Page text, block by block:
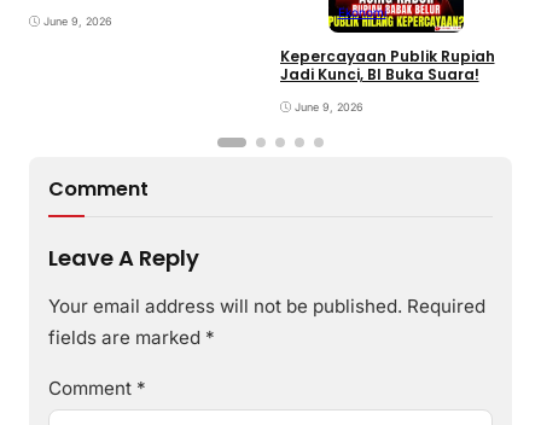
June 9, 2026
Ekonomi
Kepercayaan Publik Rupiah
Jadi Kunci, BI Buka Suara!
June 9, 2026
Comment
Leave A Reply
Your email address will not be published. Required
fields are marked *
Comment *